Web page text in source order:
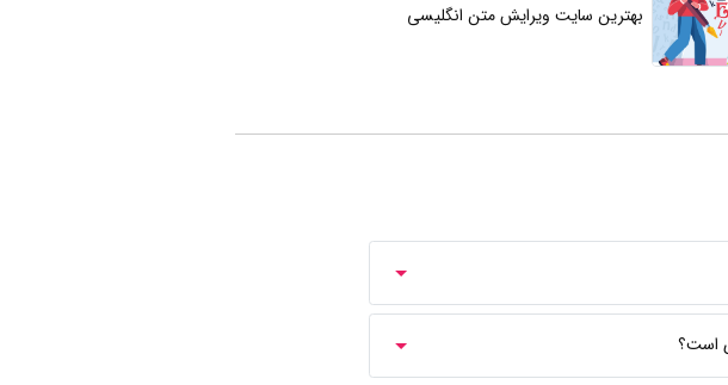
بهترین سایت ویرایش متن انگلیسی